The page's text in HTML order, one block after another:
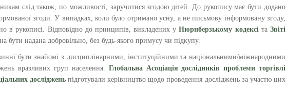
слід також, по можливості, заручитися згодою дітей. До рукопису має бути додано
згоди. У випадках, коли було отримано усну, а не письмову інформовану згоду,
в рукописі. Відповідно до принципів, викладених уНюрнберзькому кодексіта Звіті
бути надана добровільно, без будь-якого примусу чи підкупу.
бути знайомі з дисциплінарними, інституційними та національними/міжнародними
вразливих груп населення. Глобальна Асоціація дослідників проблеми торгівлі
дослідженьпідготували керівництво щодо проведення досліджень за участю цих